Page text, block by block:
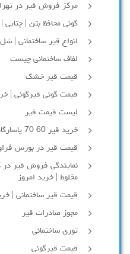
مرکز فروش قیر در
گونی محافظ بتن | چتایی
انواع قیر ساختمانی |
لفاف ساختمانی چیست
قیمت قیر خشک
قیمت گونی قیرگونی |
لیست قیمت قیر
خرید قیر 60 70 پاسارگاد و جی اصفهان | قیمت امروز
قیمت قیر در بورس
نمایندگی فروش قیر
مخلوط | خرید امروز
قیمت قیر ساختمانی | خرید
مجوز صادرات قیر
توری ساختمانی
قیمت قیرگونی